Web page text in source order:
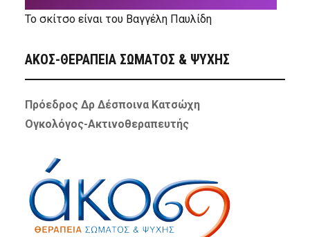
Το σκίτσο είναι του Βαγγέλη Παυλίδη
ΑΚΟΣ-ΘΕΡΑΠΕΙΑ ΣΩΜΑΤΟΣ & ΨΥΧΗΣ
Πρόεδρος Δρ Δέσποινα Κατσώχη
Ογκολόγος-Ακτινοθεραπευτής